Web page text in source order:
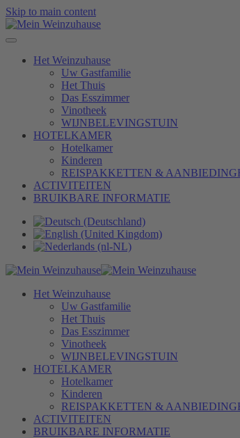
Skip to main content
Het Weinzuhause
Uw Gastfamilie
Het Thuis
Das Esszimmer
Vinotheek
WIJNBELEVINGSTUIN
HOTELKAMER
Hotelkamer
Kinderen
REISPAKKETTEN &
ACTIVITEITEN
BRUIKBARE INFORMATIE
Het Weinzuhause
Uw Gastfamilie
Het Thuis
Das Esszimmer
Vinotheek
WIJNBELEVINGSTUIN
HOTELKAMER
Hotelkamer
Kinderen
REISPAKKETTEN &
ACTIVITEITEN
BRUIKBARE INFORMATIE